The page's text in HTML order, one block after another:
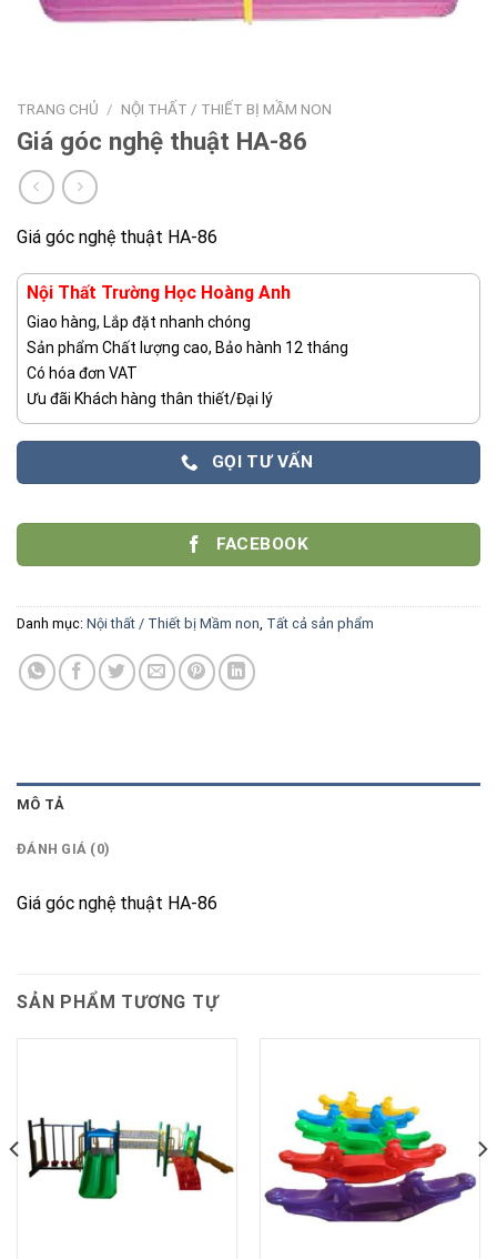
TRANG CHỦ / NỘI THẤT / THIẾT BỊ MẦM NON
Giá góc nghệ thuật HA-86
Giá góc nghệ thuật HA-86
Nội Thất Trường Học Hoàng Anh
Giao hàng, Lắp đặt nhanh chóng
Sản phẩm Chất lượng cao, Bảo hành 12 tháng
Có hóa đơn VAT
Ưu đãi Khách hàng thân thiết/Đại lý
GỌI TƯ VẤN
FACEBOOK
Danh mục: Nội thất / Thiết bị Mầm non Tất cả sản phẩm
MÔ TẢ
ĐÁNH GIÁ (0)
Giá góc nghệ thuật HA-86
SẢN PHẨM TƯƠNG TỰ